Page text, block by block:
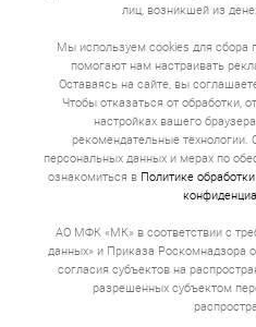
лиц, возникшей из
Мы используем cookies для сбора
помогают нам настраивать
Оставаясь на сайте, вы
Чтобы отказаться от обработки,
настройках вашего
рекомендательные
персональных данных и мерах по
ознакомиться в Политике
АО МФК «МК» в соответствии с
данных» и Приказа Роскомнадзора
согласия субъектов на
разрешенных субъектом